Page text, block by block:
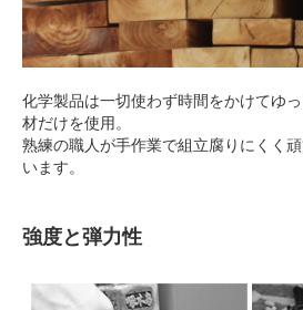
化学製品は一切使わず時間をかけてゆ
材だけを使用。
熟練の職人が手作業で組立腐りにくく
います。
強度と弾力性